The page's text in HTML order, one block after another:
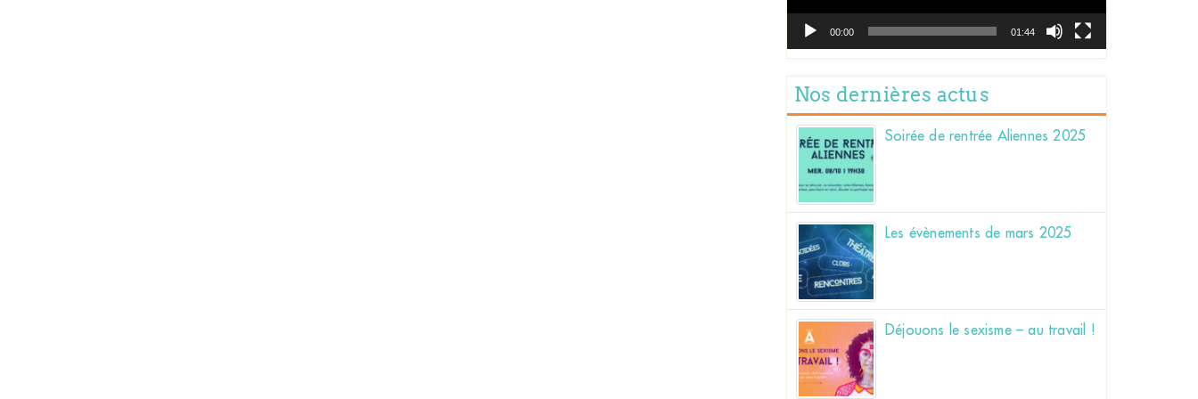
00:00 01:44
Nos dernières actus
Soirée de rentrée Aliennes 2025
Les évènements de mars 2025
Déjouons le sexisme – au travail !